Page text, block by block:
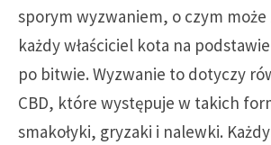
sporym wyzwaniem, o czym może
każdy właściciel kota na
po bitwie. Wyzwanie to dotyczy
CBD, które występuje w takich
smakołyki, gryzaki i nalewki.